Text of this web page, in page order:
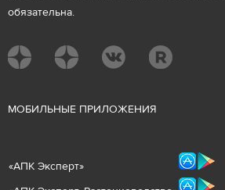
обязательна.
МОБИЛЬНЫЕ ПРИЛОЖЕНИЯ
«АПК Эксперт»